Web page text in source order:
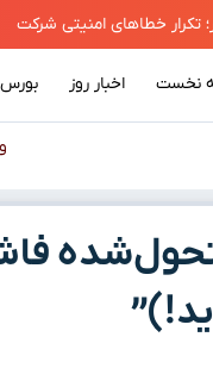
نخست اخبار روز بورس